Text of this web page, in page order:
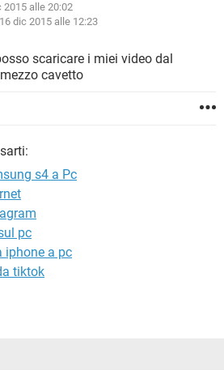
WHATSAPP
WINDOWS 10
WHATSAPP
FACEBOOK
GAMING
WINDOWS 10
GAMING
ANDROID
2015 alle 20:02
16 dic 2015 alle 12:23
scaricare i miei video dal
cavetto
s4 a Pc
pc
iphone a pc
tiktok